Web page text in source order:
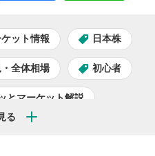
ット情報 日本株
全体相場 初心者
とマーケット解説